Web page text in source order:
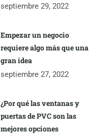
septiembre 29, 2022
Empezar un negocio
requiere algo más que una
gran idea
septiembre 27, 2022
¿Por qué las ventanas y
puertas de PVC son las
mejores opciones